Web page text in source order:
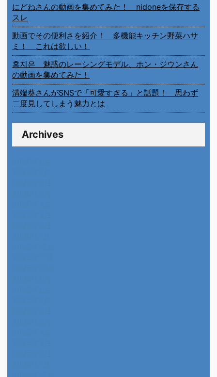
にどねさんの動画を集めてみた！ nidoneを保存する
スレ
動画でその便利さを紹介！ 多機能キッチン野菜ハサ
ミ！ これは欲しい！
홍지은 魅惑のレーシングモデル、ホン・ジウンさん
の動画を集めてみた！
溝端葵さんがSNSで「可愛すぎる」と話題！ 思わず
二度見してしまう魅力とは
Archives